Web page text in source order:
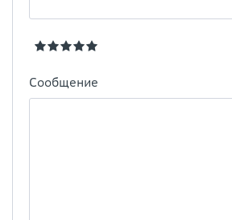
Сообщение